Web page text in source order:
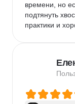
времени, но
подтянуть
практики и